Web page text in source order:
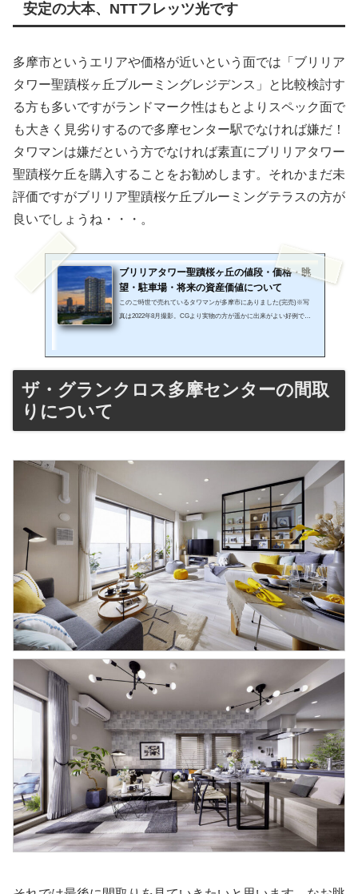
安定の大本、NTTフレッツ光です
多摩市というエリアや価格が近いという面では「ブリリア
タワー聖蹟桜ヶ丘ブルーミングレジデンス」と比較検討す
る方も多いですがランドマーク性はもとよりスペック面で
も大きく見劣りするので多摩センター駅でなければ嫌だ！
タワマンは嫌だという方でなければ素直にブリリアタワー
聖蹟桜ケ丘を購入することをお勧めします。それかまだ未
評価ですがブリリア聖蹟桜ケ丘ブルーミングテラスの方が
良いでしょうね・・・。
ブリリアタワー聖蹟桜ヶ丘の値段・価格・眺
望・駐車場・将来の資産価値について
このご時世で売れているタワマンが多摩市にありました(完売)※写
真は2022年8月撮影。CGより実物の方が遥かに出来がよい好例でし
タワマンで豊かな公開空地、豪華共有設備に多摩市最高層建築物で
しかもZEHマンション！話題に事欠かない本マンションをかなり詳
しくレビューしていきます！私自身、現在都内のタワマンや横浜に
物件を所有していますが実は土地や建物、周りの環境条件から不動
ザ・グランクロス多摩センターの間取
りについて